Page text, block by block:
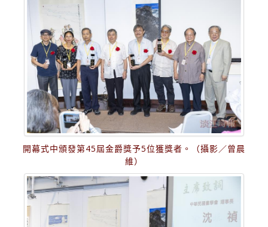
開幕式中頒發第45屆金爵獎予5位獲獎者。（攝影／曾晨
維）